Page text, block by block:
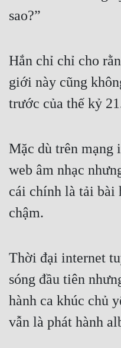
Tội Phạm
Vô Địch
Võ Hiệp
Võng Du
Xuyên Nhanh
Xuyên Sách
sao?”
Hắn chỉ chỉ cho
giới này cũng
trước của thế kỷ
Mặc dù trên mạng
web âm nhạc
cái chính là tải bài
chậm.
Thời đại internet
sóng đầu tiên
hành ca khúc chủ
vẫn là phát hành